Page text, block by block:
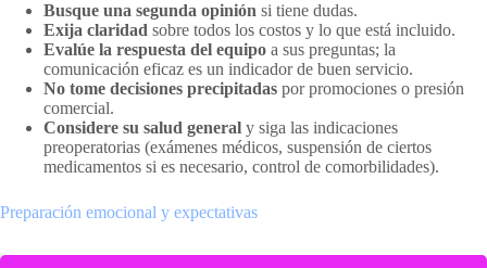
Busque una segunda opinión si tiene dudas.
Exija claridad sobre todos los costos y lo que está incluido.
Evalúe la respuesta del equipo a sus preguntas; la
comunicación eficaz es un indicador de buen servicio.
No tome decisiones precipitadas por promociones o presión
comercial.
Considere su salud general y siga las indicaciones
preoperatorias (exámenes médicos, suspensión de ciertos
medicamentos si es necesario, control de comorbilidades).
Preparación emocional y expectativas